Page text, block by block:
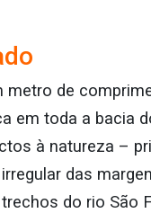
metro de
em toda a bacia
à natureza –
das
do rio São